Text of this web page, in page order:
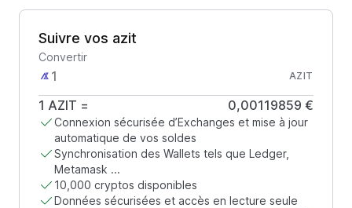
Suivre vos azit
Convertir
AZIT
1 AZIT = 0,00119859 €
Connexion sécurisée d’Exchanges et mise à jour
automatique de vos soldes
Synchronisation des Wallets tels que Ledger,
Metamask ...
10,000 cryptos disponibles
Données sécurisées et accès en lecture seule